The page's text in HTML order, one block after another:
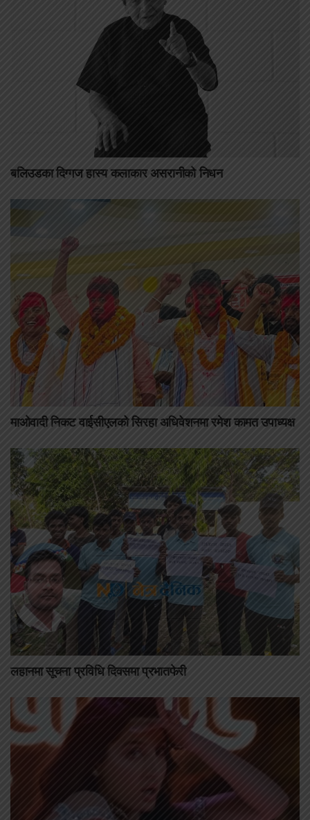
बलिउडका दिग्गज हास्य कलाकार असरानीको निधन
माओवादी निकट वाईसीएलको सिरहा अधिवेशनमा रमेश कामत उपाध्यक्ष
लहानमा सूचना प्रविधि दिवसमा प्रभातफेरी